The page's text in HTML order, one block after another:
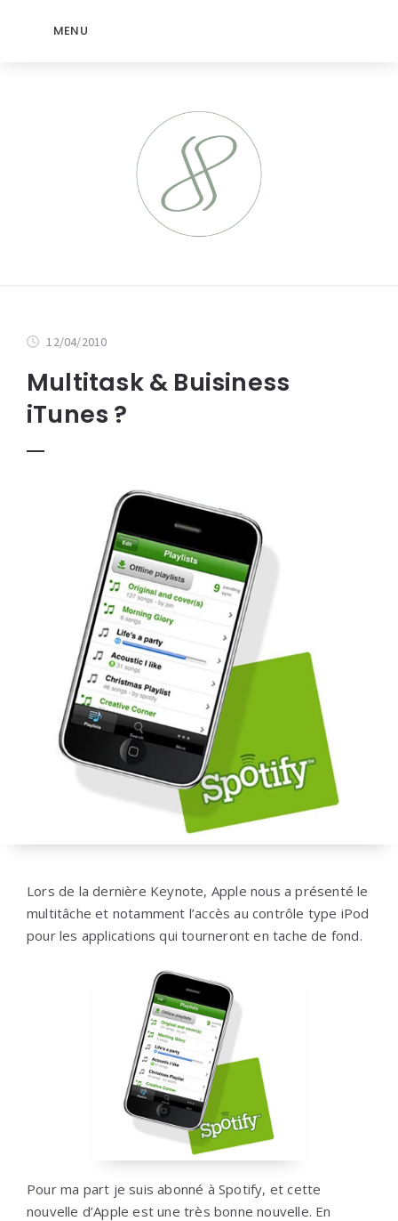
MENU
12/04/2010
Multitask & Buisiness
iTunes ?
Lors de la dernière Keynote, Apple nous a présenté le
multitâche et notamment l’accès au contrôle type iPod
pour les applications qui tourneront en tache de fond.
Pour ma part je suis abonné à Spotify, et cette
nouvelle d’Apple est une très bonne nouvelle. En